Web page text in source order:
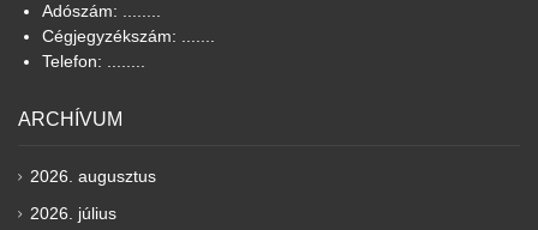
Adószám: ........
Cégjegyzékszám: .......
Telefon: ........
ARCHÍVUM
2026. augusztus
2026. július